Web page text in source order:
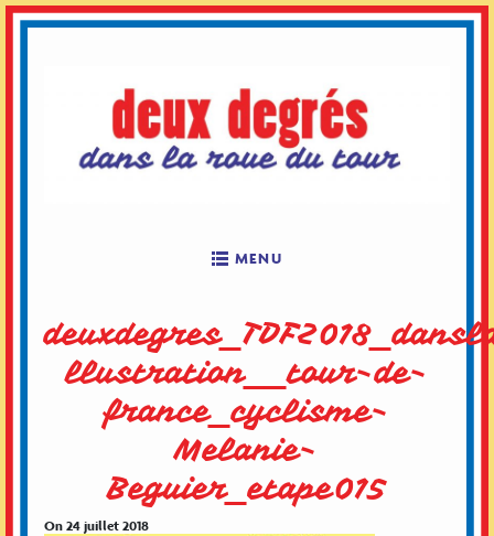
MENU
llustration__tour-de-
france_cyclisme-
Melanie-
Beguier_etape015
On 24 juillet 2018